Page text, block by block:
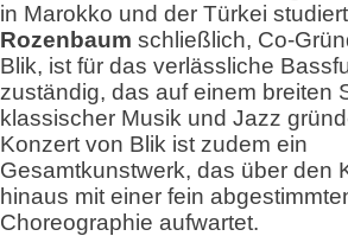
in Marokko und der Türkei
Rozenbaum schließlich, Co-
Blik, ist für das verlässliche
zuständig, das auf einem breiten
klassischer Musik und Jazz
Konzert von Blik ist zudem ein
Gesamtkunstwerk, das über den
hinaus mit einer fein
Choreographie aufwartet.